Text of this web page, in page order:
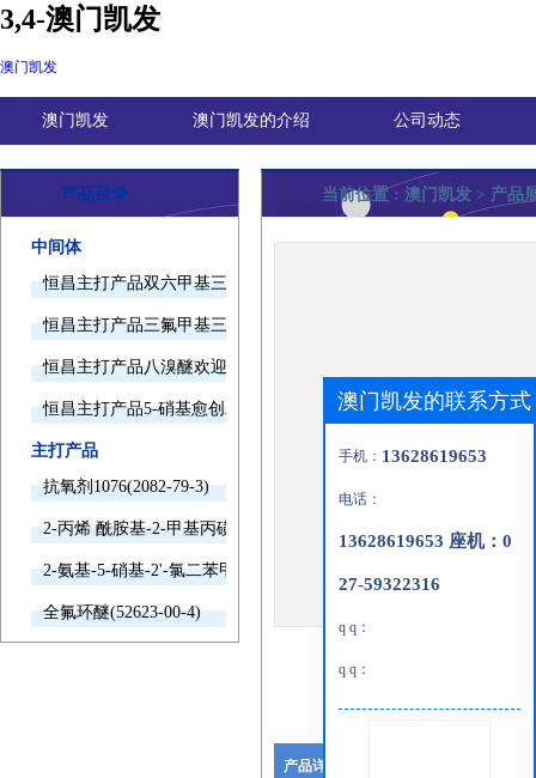
3,4-澳门凯发
澳门凯发
澳门凯发 澳门凯发的介绍 公司动态
产品目录
中间体
恒昌主打产品双六甲基三胺欢迎询价
恒昌主打产品三氟甲基三甲基硅烷欢迎询价
恒昌主打产品八溴醚欢迎询价
恒昌主打产品5-硝基愈创木酚钠欢迎询价
主打产品
抗氧剂1076(2082-79-3)
2-丙烯 酰胺基-2-甲基丙磺酸(15214-89-8)
2-氨基-5-硝基-2'-氯二苯甲酮(2011-66-7)
全氟环醚(52623-00-4)
当前位置 : 澳门凯发 > 产品
产品详细说明
澳门凯发的联系方式
手机： 13628619653
电话：
13628619653 座机：0
27-59322316
q q：
q q：